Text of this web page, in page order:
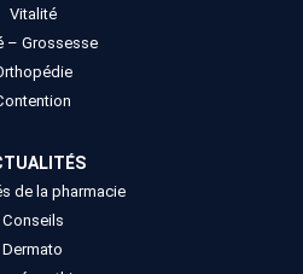
Vitalité
– Grossesse
de la pharmacie
Conseils
Dermato